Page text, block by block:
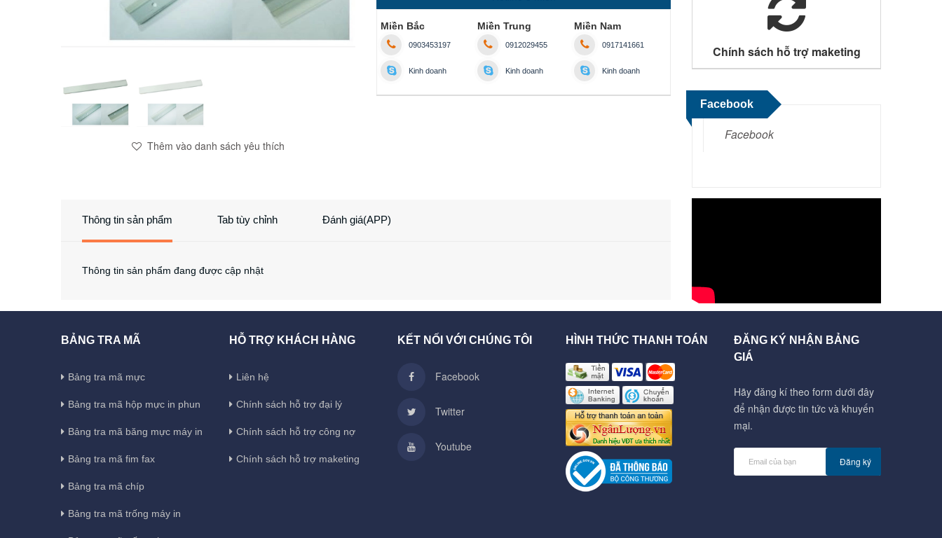
Thêm vào danh sách yêu thích
Miền Bắc
0903453197
Kinh doanh
Miền Trung
0912029455
Kinh doanh
Miền Nam
0917141661
Kinh doanh
Thông tin sản phẩm Tab tùy chỉnh Đánh giá(APP)
Thông tin sản phẩm đang được cập nhật
Chính sách hỗ trợ maketing
Facebook
Facebook
BẢNG TRA MÃ
Bảng tra mã mực
Bảng tra mã hộp mực in phun
Bảng tra mã băng mực máy in
Bảng tra mã fim fax
Bảng tra mã chíp
Bảng tra mã trống máy in
HỖ TRỢ KHÁCH HÀNG
Liên hệ
Chính sách hỗ trợ đại lý
Chính sách hỗ trợ công nợ
Chính sách hỗ trợ maketing
KẾT NỐI VỚI CHÚNG TÔI
Facebook
Twitter
Youtube
HÌNH THỨC THANH TOÁN
ĐĂNG KÝ NHẬN BẢNG
GIÁ
Hãy đăng kí theo form dưới đây
để nhận được tin tức và khuyến
mại.
Đăng ký